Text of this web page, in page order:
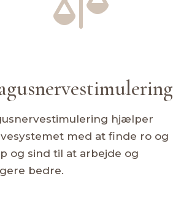
hjælper
med at finde ro og
og sind til at arbejde og
bedre.